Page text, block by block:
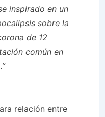
inspirado en un
sobre la
de 12
común en
relación entre